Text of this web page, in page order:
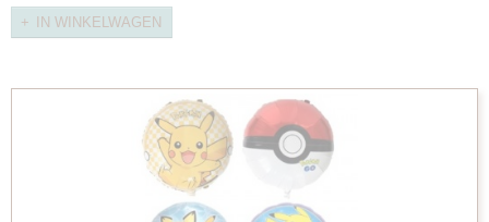
IN WINKELWAGEN